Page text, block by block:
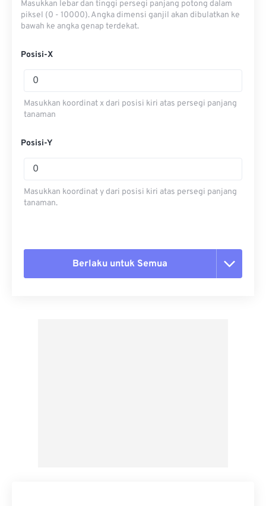
Masukkan lebar dan tinggi persegi panjang potong dalam
piksel (0 - 10000). Angka dimensi ganjil akan dibulatkan ke
bawah ke angka genap terdekat.
Posisi-X
Masukkan koordinat x dari posisi kiri atas persegi panjang
tanaman
Posisi-Y
Masukkan koordinat y dari posisi kiri atas persegi panjang
tanaman.
Berlaku untuk Semua